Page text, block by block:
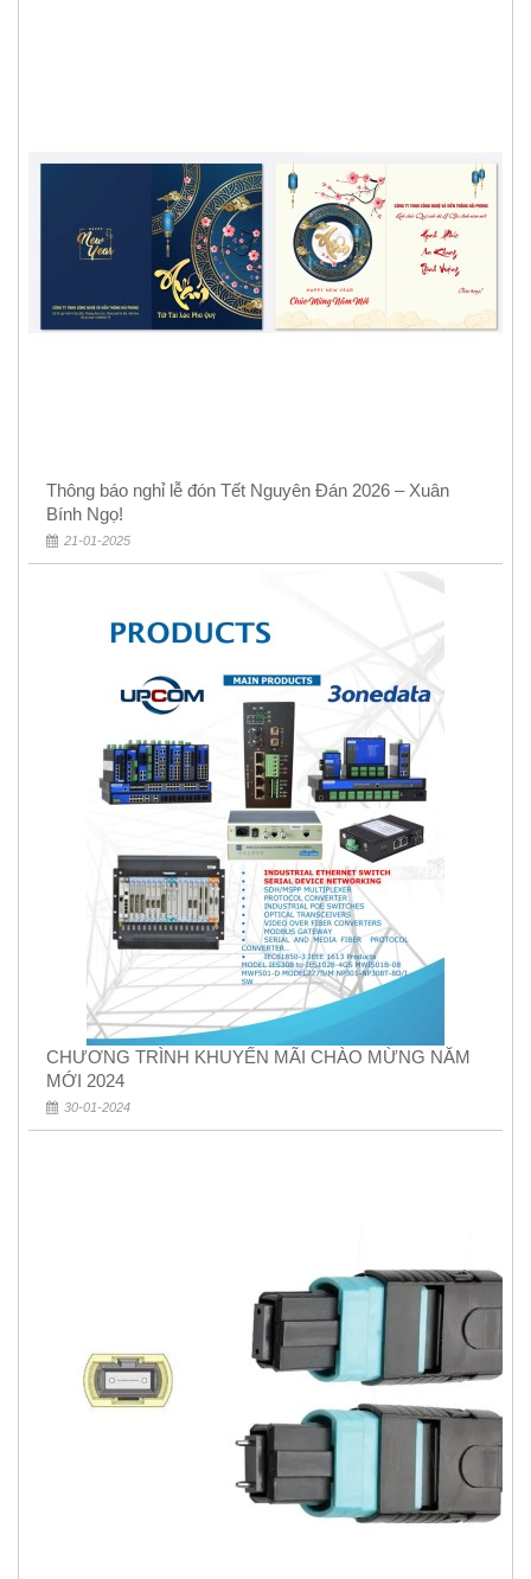
Thông báo nghỉ lễ đón Tết Nguyên Đán 2026 – Xuân
Bính Ngọ!
21-01-2025
CHƯƠNG TRÌNH KHUYẾN MÃI CHÀO MỪNG NĂM
MỚI 2024
30-01-2024